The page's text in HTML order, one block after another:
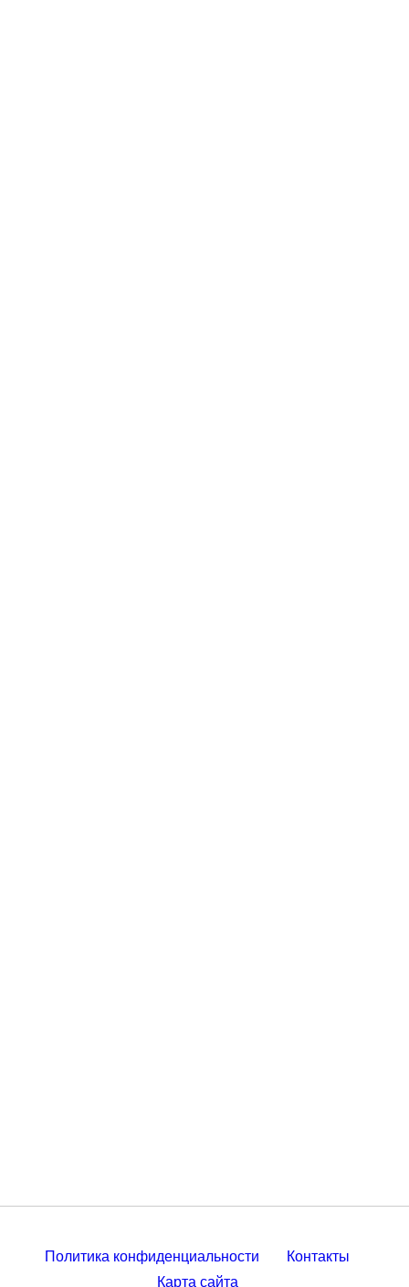
Политика конфиденциальности
Контакты
Карта сайта